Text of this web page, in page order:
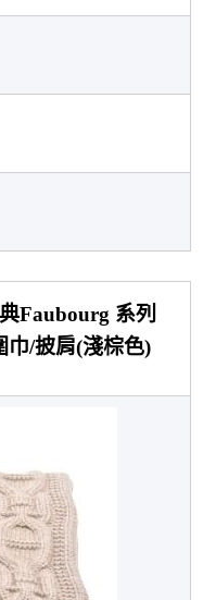
Faubourg 系列
巾/披肩(淺棕色)